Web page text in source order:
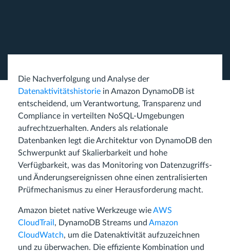
Die Nachverfolgung und Analyse der
Datenaktivitätshistorie in Amazon DynamoDB ist
entscheidend, um Verantwortung, Transparenz und
Compliance in verteilten NoSQL-Umgebungen
aufrechtzuerhalten. Anders als relationale
Datenbanken legt die Architektur von DynamoDB den
Schwerpunkt auf Skalierbarkeit und hohe
Verfügbarkeit, was das Monitoring von Datenzugriffs-
und Änderungsereignissen ohne einen zentralisierten
Prüfmechanismus zu einer Herausforderung macht.
Amazon bietet native Werkzeuge wieAWS
CloudTrail , DynamoDB Streams und Amazon
CloudWatch, um die Datenaktivität aufzuzeichnen
und zu überwachen. Die effiziente Kombination und